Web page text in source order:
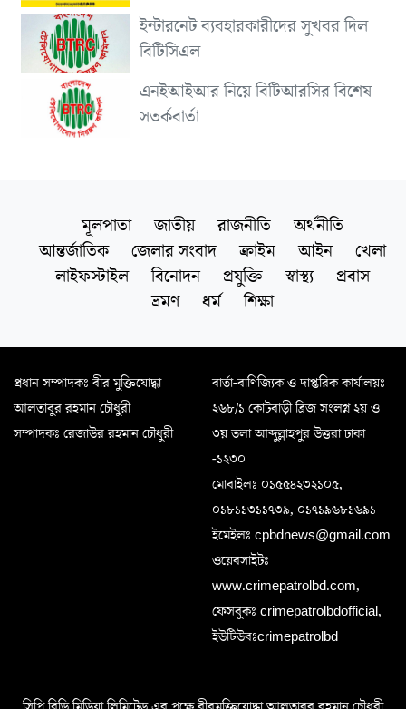
ইন্টারনেট ব্যবহারকারীদের সুখবর দিল
বিটিসিএল
এনইআইআর নিয়ে বিটিআরসির বিশেষ
সতর্কবার্তা
মূলপাতা জাতীয় রাজনীতি
অর্থনীতি
আন্তর্জাতিক
জেলার সংবাদ ক্রাইম আইন
খেলা
লাইফস্টাইল
বিনোদন প্রযুক্তি স্বাস্থ্য
প্রবাস
ভ্রমণ
ধর্ম শিক্ষা
প্রধান সম্পাদকঃ বীর মুক্তিযোদ্ধা
আলতাবুর রহমান চৌধুরী
সম্পাদকঃ রেজাউর রহমান চৌধুরী
বার্তা-বাণিজ্যিক ও দাপ্তরিক কার্যালয়ঃ
২৬৮/১ কোটবাড়ী ব্রিজ সংলগ্ন ২য় ও
৩য় তলা আব্দুল্লাহপুর উত্তরা ঢাকা
-১২৩০
মোবাইলঃ ০১৫৫৪২৩২১০৫,
০১৮১১৩১১৭৩৯, ০১৭১৯৬৮১৬৯১
ইমেইলঃ cpbdnews@gmail.com
ওয়েবসাইটঃ
www.crimepatrolbd.com,
ফেসবুকঃ crimepatrolbdofficial,
ইউটিউবঃcrimepatrolbd